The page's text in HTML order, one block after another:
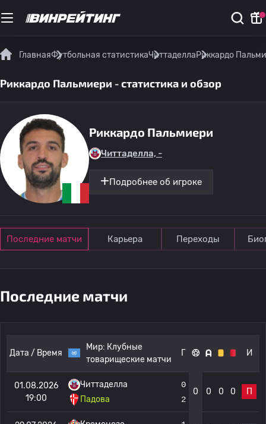
ГлавнаяФутбольная статистикаЧиттаделлаРиккардо
Риккардо Пальмиери - статистика и обзор
Риккардо Пальмиери
Читтаделла, -
Подробнее об игроке
Последние матчи Карьера Переходы
Последние матчи
Дата / Время
Мир: Клубные
товарищеские матчи
Г И
01.08.2026
19:00
Читтаделла
Падова
0
2
0 0 0 0 П